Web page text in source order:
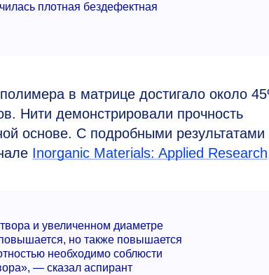
плотная бездефектная
в матрице достигало около
Нити демонстрировали прочность
основе. С подробными результатами
Inorganic Materials: Applied Research
и увеличенном диаметре
но также повышается
необходимо соблюсти
— сказал аспирант